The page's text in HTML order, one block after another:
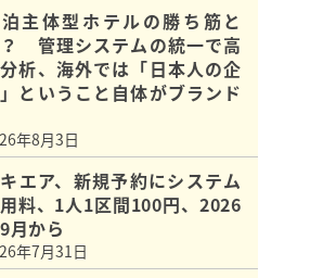
主体型ホテルの勝ち筋と
管理システムの統一で高
析、海外では「日本人の企
ということ自体がブランド
年8月3日
キエア、新規予約にシステム
料、1人1区間100円、2026
月から
年7月31日